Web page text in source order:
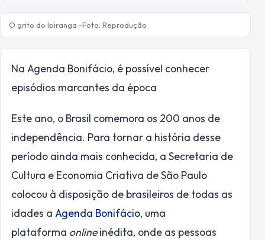
O grito do Ipiranga -Foto: Reprodução
Na Agenda Bonifácio, é possível conhecer
episódios marcantes da época
Este ano, o Brasil comemora os 200 anos de
independência. Para tornar a história desse
período ainda mais conhecida, a Secretaria de
Cultura e Economia Criativa de São Paulo
colocou à disposição de brasileiros de todas as
idades a Agenda Bonifácio, uma
plataforma onlineinédita, onde as pessoas